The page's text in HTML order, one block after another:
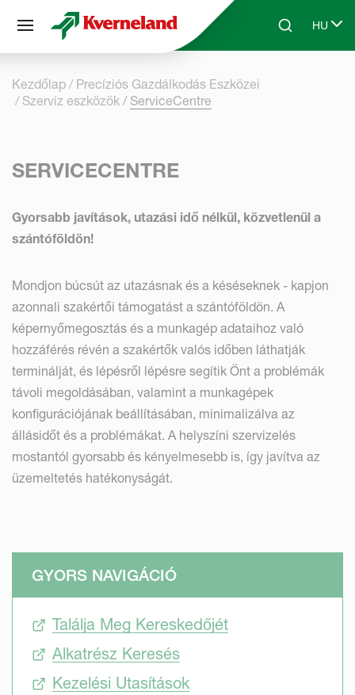
Skip to main contentSearchHU
Select
Kezdőlap
Precíziós Gazdálkodás Eszközei
Szerviz eszközök
ServiceCentre
SERVICECENTRE
Gyorsabb javítások, utazási idő nélkül, közvetlenül a
szántóföldön!
Mondjon búcsút az utazásnak és a késéseknek - kapjon
azonnali szakértői támogatást a szántóföldön. A
képernyőmegosztás és a munkagép adataihoz való
hozzáférés révén a szakértők valós időben láthatják
terminálját, és lépésről lépésre segítik Önt a problémák
távoli megoldásában, valamint a munkagépek
konfigurációjának beállításában, minimalizálva az
állásidőt és a problémákat. A helyszíni szervizelés
mostantól gyorsabb és kényelmesebb is, így javítva az
üzemeltetés hatékonyságát.
GYORS NAVIGÁCIÓ
Találja Meg Kereskedőjét
Alkatrész Keresés
Kezelési Utasítások
Süti preferenciák